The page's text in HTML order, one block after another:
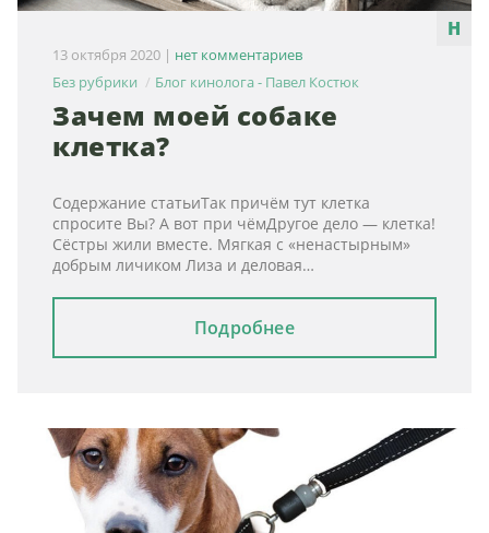
13 октября 2020 | нет комментариев
Без рубрики
Блог кинолога - Павел Костюк
Зачем моей собаке
клетка?
Содержание статьиТак причём тут клетка
спросите Вы? А вот при чёмДругое дело — клетка!
Сёстры жили вместе. Мягкая с «ненастырным»
добрым личиком Лиза и деловая…
Подробнее